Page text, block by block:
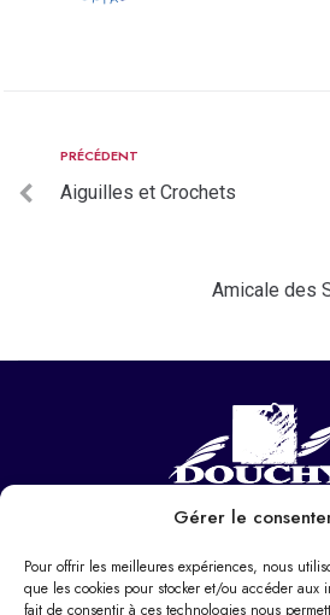
Gérer le
Pour offrir les meilleures expériences, nous
que les cookies pour stocker et/ou accéder aux
fait de consentir à ces technologies nous
PRÉCÉDENT
Aiguilles et Crochets
Amicale des
NOUS
Hôtel de ville
37 Pl. Paul